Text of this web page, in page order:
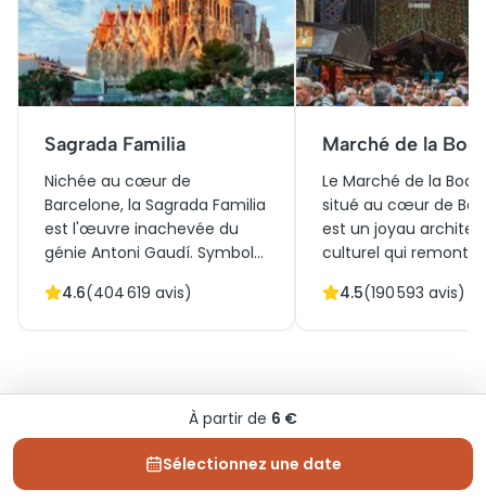
Sagrada Familia
Nichée au cœur de
Barcelone, la Sagrada Familia
est l'œuvre inachevée du
génie Antoni Gaudí. Symbole
elle fascine par ses tours
Familia dévoile l'harmonie
entre nature et spiritualité,
sa lumière intérieure
envoûtante. Réserver des
billets pour la Sagrada
4.6(404 619 avis)
Marché de la
Le Marché de la
situé au cœur de
est un joyau
culturel qui remonte
marché en plein air,
les touristes. Avec
produits frais et
marché offre une
expérience
4.5(190 593 avis)
Questions fréquentes
Avant la visite
À partir de 6 €
Sélectionnez une date